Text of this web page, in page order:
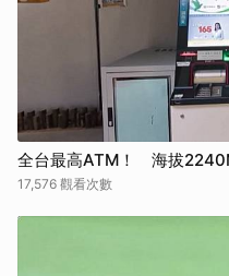
全台最高ATM！ 海拔
17,576 觀看次數